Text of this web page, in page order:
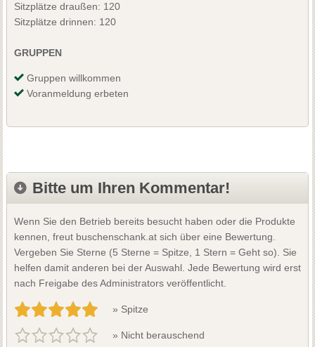
Sitzplätze draußen: 120
Sitzplätze drinnen: 120
GRUPPEN
Gruppen willkommen
Voranmeldung erbeten
Bitte um Ihren Kommentar!
Wenn Sie den Betrieb bereits besucht haben oder die Produkte
kennen, freut buschenschank.at sich über eine Bewertung.
Vergeben Sie Sterne (5 Sterne = Spitze, 1 Stern = Geht so). Sie
helfen damit anderen bei der Auswahl. Jede Bewertung wird erst
nach Freigabe des Administrators veröffentlicht.
» Spitze
» Nicht berauschend